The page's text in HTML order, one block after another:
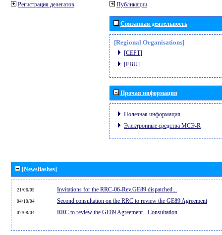
Регистрация делегатов Публикации
Связанная деятельность
[Regional Organisations]
[CEPT]
[EBU]
Прочая информация
Полезная информация
Электронные средства МСЭ-R
[Newsflashes]
21/06/05 Invitations for the RRC-06-Rev.GE89 dispatched...
04/10/04 Second consultation on the RRC to review the GE89 Agreement
02/08/04 RRC to review the GE89 Agreement - Consultation